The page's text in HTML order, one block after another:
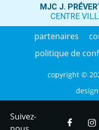
MJC J.
CENTRE
partenaires
politique de
copyright ©
Suivez-